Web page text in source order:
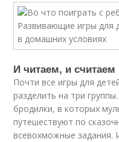
И читаем, и считаем
Почти все игры для
разделить на три
бродилки, в которых
путешествуют по
всевохможные задания.